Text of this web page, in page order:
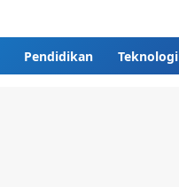
Pendidikan Teknologi